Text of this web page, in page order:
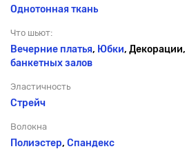
Однотонная ткань
Что шьют:
Вечерние платья, Юбки, Декорации,
банкетных залов
Эластичность
Стрейч
Волокна
Полиэстер, Спандекс